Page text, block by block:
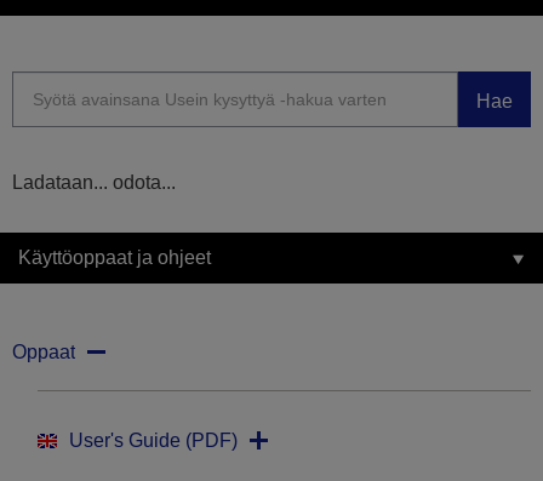
Hae
Ladataan... odota...
Käyttöoppaat ja ohjeet
Oppaat
User's Guide (PDF)